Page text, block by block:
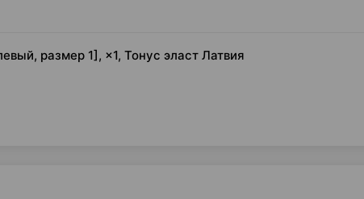
размер 1], ×1, Тонус эласт Латвия